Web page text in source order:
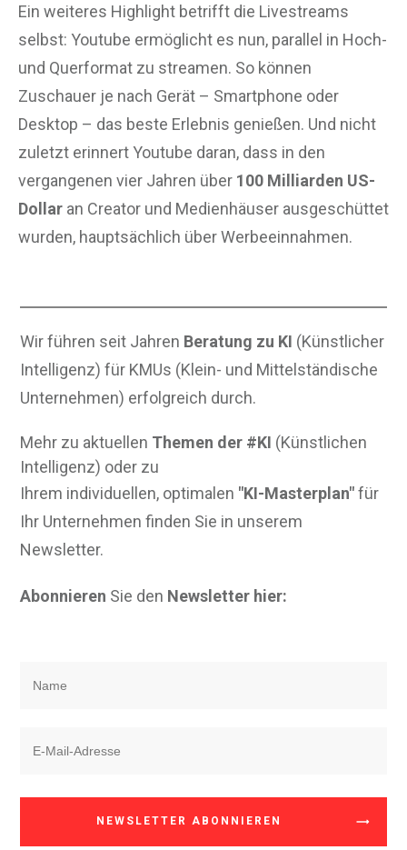
Ein weiteres Highlight betrifft die Livestreams
selbst: Youtube ermöglicht es nun, parallel in Hoch-
und Querformat zu streamen. So können
Zuschauer je nach Gerät – Smartphone oder
Desktop – das beste Erlebnis genießen. Und nicht
zuletzt erinnert Youtube daran, dass in den
vergangenen vier Jahren über 100 Milliarden US-
Dollar an Creator und Medienhäuser ausgeschüttet
wurden, hauptsächlich über Werbeeinnahmen.
Wir führen seit Jahren Beratung zu KI (Künstlicher
Intelligenz) für KMUs (Klein- und Mittelständische
Unternehmen) erfolgreich durch.
Mehr zu aktuellen Themen der #KI (Künstlichen
Intelligenz) oder zu
Ihrem individuellen, optimalen "KI-Masterplan"für
Ihr Unternehmen finden Sie in unserem
Newsletter.
Abonnieren Sie den Newsletter hier:
NEWSLETTER ABONNIEREN